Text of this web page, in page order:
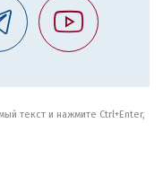
текст и нажмите Ctrl+Enter,